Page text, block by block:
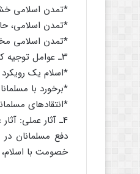
*تمدن اسلامی
*تمدن اسلامی،
*تمدن اسلامی
۳ـ عوامل توجیه کننده
*اسلام یک رویکرد
*برخورد با
*انتقاد‌های
۴ـ آثار عملی: آثار عملی اسلام‌هراسی در زمینه‌های مختلف را می‌توان چنین دانست:
دفع مسلمانان
خصومت با اسلام،